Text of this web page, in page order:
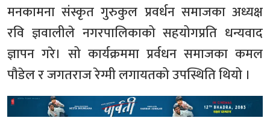
मनकामना संस्कृत गुरुकुल प्रवर्धन समाजका अध्यक्ष
रवि ज्ञवालीले नगरपालिकाको सहयोगप्रति धन्यवाद
ज्ञापन गरे। सो कार्यक्रममा प्रर्वधन समाजका कमल
पौडेल र जगतराज रेग्मी लगायतको उपस्थिति थियो ।